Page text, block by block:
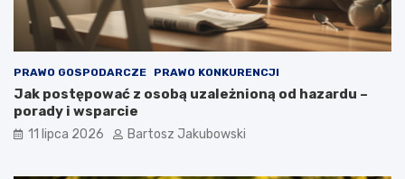
PRAWO GOSPODARCZE PRAWO KONKURENCJI
Jak postępować z osobą uzależnioną od hazardu –
porady i wsparcie
11 lipca 2026 Bartosz Jakubowski